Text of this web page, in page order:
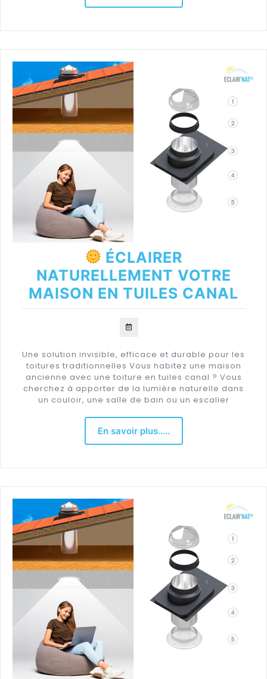
ÉCLAIRER
NATURELLEMENT VOTRE
MAISON EN TUILES CANAL
Une solution invisible, efficace et durable pour les
toitures traditionnelles Vous habitez une maison
ancienne avec une toiture en tuiles canal ? Vous
cherchez à apporter de la lumière naturelle dans
un couloir, une salle de bain ou un escalier
En savoir plus.....